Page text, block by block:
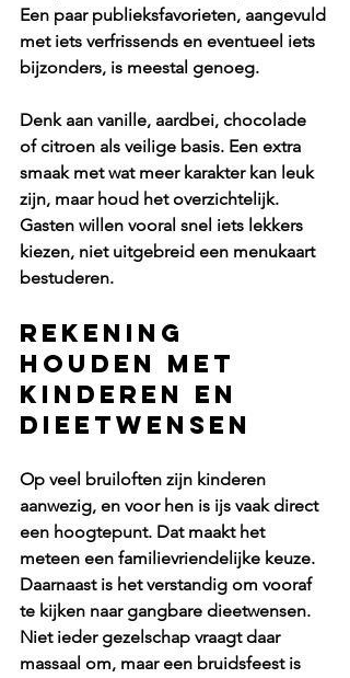
Een paar publieksfavorieten, aangevuld
met iets verfrissends en eventueel iets
bijzonders, is meestal genoeg.
Denk aan vanille, aardbei, chocolade
of citroen als veilige basis. Een extra
smaak met wat meer karakter kan leuk
zijn, maar houd het overzichtelijk.
Gasten willen vooral snel iets lekkers
kiezen, niet uitgebreid een menukaart
bestuderen.
Rekening
houden met
kinderen en
dieetwensen
Op veel bruiloften zijn kinderen
aanwezig, en voor hen is ijs vaak direct
een hoogtepunt. Dat maakt het
meteen een familievriendelijke keuze.
Daarnaast is het verstandig om vooraf
te kijken naar gangbare dieetwensen.
Niet ieder gezelschap vraagt daar
massaal om, maar een bruidsfeest is